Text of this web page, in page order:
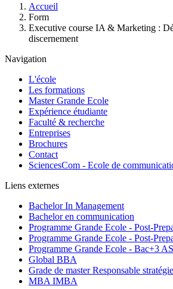
d'Ariane
Accueil
Form
Executive course IA & Marketing :
discernement
Navigation
L'école
Les formations
Master Grande Ecole
Expérience étudiante
Faculté & recherche
Entreprises
Brochures
Contact
SciencesCom - Ecole de
Liens externes
Bachelor In Management
Bachelor en communication
Programme Grande Ecole - Post-
Programme Grande Ecole - Post-
Programme Grande Ecole - Bac+3
Global BBA
Grade de master Responsable
MBA IMBA